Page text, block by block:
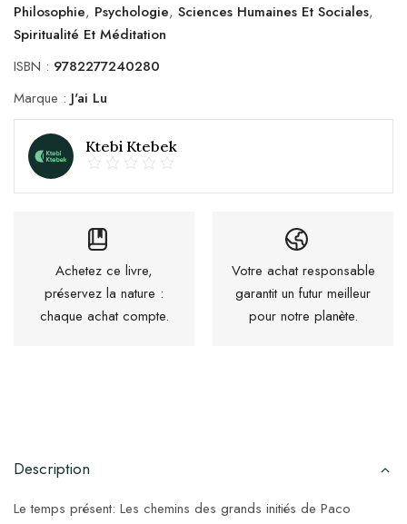
Philosophie, Psychologie, Sciences Humaines Et Sociales,
Spiritualité Et Méditation
ISBN : 9782277240280
Marque : J'ai Lu
Ktebi Ktebek
Achetez ce livre,
préservez la nature :
chaque achat compte.
Votre achat responsable
garantit un futur meilleur
pour notre planète.
Description
Le temps présent: Les chemins des grands initiés de Paco